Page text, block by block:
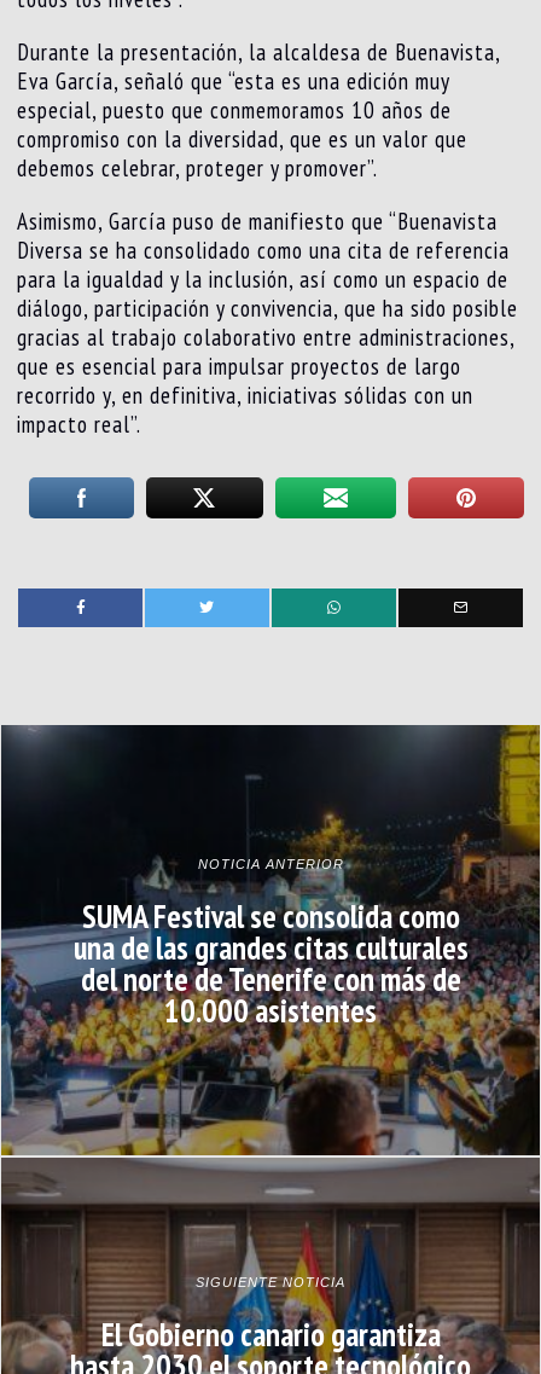
Durante la presentación, la alcaldesa de Buenavista,
Eva García, señaló que “esta es una edición muy
especial, puesto que conmemoramos 10 años de
compromiso con la diversidad, que es un valor que
debemos celebrar, proteger y promover”.
Asimismo, García puso de manifiesto que “Buenavista
Diversa se ha consolidado como una cita de referencia
para la igualdad y la inclusión, así como un espacio de
diálogo, participación y convivencia, que ha sido posible
gracias al trabajo colaborativo entre administraciones,
que es esencial para impulsar proyectos de largo
recorrido y, en definitiva, iniciativas sólidas con un
impacto real”.
NOTICIA ANTERIOR
SUMA Festival se consolida como
una de las grandes citas culturales
del norte de Tenerife con más de
10.000 asistentes
SIGUIENTE NOTICIA
El Gobierno canario garantiza
hasta 2030 el soporte tecnológico